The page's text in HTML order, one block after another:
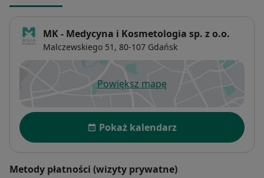
MK - Medycyna i Kosmetologia sp. z o.o.
Malczewskiego 51, 80-107 Gdańsk
Powiększ mapęotwiera się w nowej karcie
Dostępność
Pokaż kalendarz
Metody płatności (wizyty prywatne)